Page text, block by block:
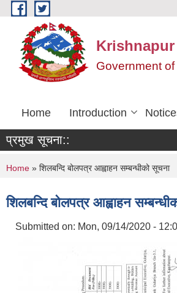
Skip to main content
Government
Home Introduction
प्रमुख सूचना::
You are here
Home » शिलबन्दि बोलपत्र आह्वाहन सम्बन्धीको सूचना
शिलबन्दि बोलपत्र आह्वाहन
Submitted on: Mon, 09/14/2020 -